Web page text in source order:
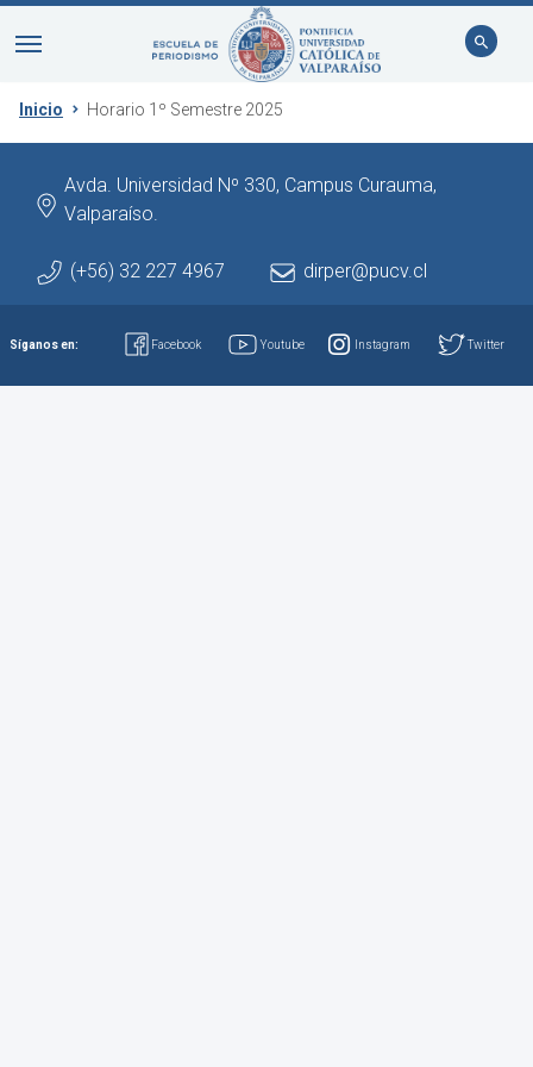
Inicio Horario 1º Semestre 2025
Avda. Universidad Nº 330, Campus Curauma,
Valparaíso.
(+56) 32 227 4967 dirper@pucv.cl
Síganos en: Facebook Youtube Instagram Twitter